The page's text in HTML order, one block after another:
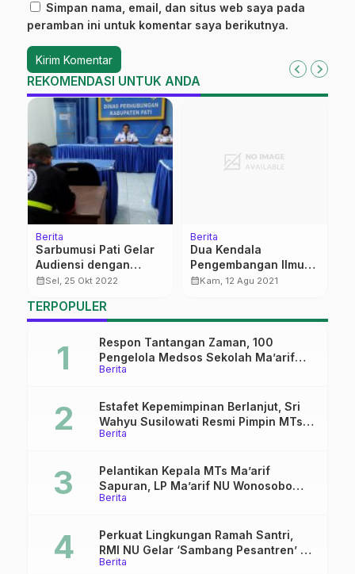
Simpan nama, email, dan situs web saya pada
peramban ini untuk komentar saya berikutnya.
REKOMENDASI UNTUK ANDA
Berita
Sarbumusi Pati Gelar
Audiensi dengan
Dishub, Bahas
calendar_monthSel, 25 Okt 2022
Berita
Dua Kendala
Pengembangan Ilmu
Falak di Pesantren
calendar_monthKam, 12 Agu 2021
TERPOPULER
Berita
Respon Tantangan Zaman, 100
Pengelola Medsos Sekolah Ma’arif
Pekalongan Ikuti Pelatihan Literasi
Berita
Estafet Kepemimpinan Berlanjut, Sri
Wahyu Susilowati Resmi Pimpin MTs
Ma’arif Sapuran
Berita
Pelantikan Kepala MTs Ma’arif
Sapuran, LP Ma’arif NU Wonosobo
Tekankan Lima Amanah
Berita
Perkuat Lingkungan Ramah Santri,
RMI NU Gelar ‘Sambang Pesantren’ di
Pati